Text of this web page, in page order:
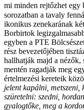
mi minden rejtőzhet
sorozatban a tavaly
ikonikus zenekarának
Borbirtok
egyben a PTE
rész bevezetőjében
hallhatják majd a
mentén ragadják meg
értelmezési kereteik
jelent kapálni, metszeni,
szüretelni: szedni,
gyalogtőke, meg a